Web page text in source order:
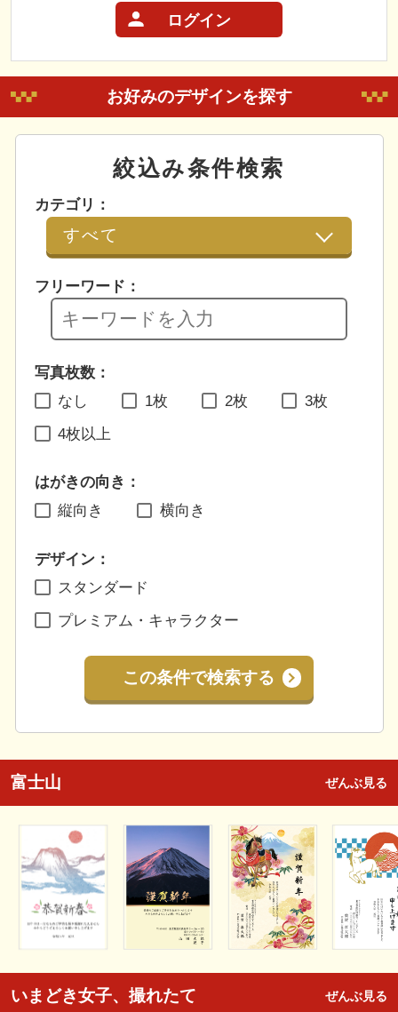
ログイン
お好みのデザインを探す
絞込み条件検索
カテゴリ：
フリーワード：
写真枚数：
なし
1枚 2枚 3枚
4枚以上
はがきの向き：
縦向き
横向き
デザイン：
スタンダード
プレミアム・キャラクター
この条件で検索する
富士山 ぜんぶ見る
いまどき女子、撮れたて ぜんぶ見る